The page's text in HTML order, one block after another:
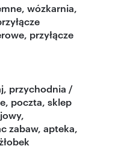
wózkarnia,
przyłącze
przychodnia /
poczta, sklep
zabaw, apteka,